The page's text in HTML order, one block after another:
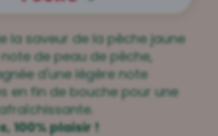
la saveur de la pêche jaune
note de peau de pêche,
d'une légère note
en fin de bouche pour une
100% plaisir !